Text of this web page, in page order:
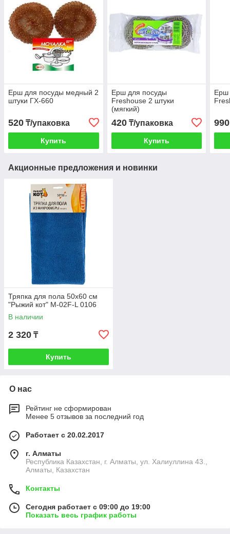
Ерш для посуды медный 2
штуки ГХ-660
520 ₸/упаковка
Купить
Ерш для посуды
Freshouse 2 штуки
(мягкий)
420₸/упаковка
Купить
Ерш
990
Акционные предложения и новинки
Тряпка для пола 50х60 см
"Рыжий кот" M-02F-L 0106
В наличии
2 320 ₸
Купить
О нас
Рейтинг не сформирован
Менее 5 отзывов за последний год
Работает с 20.02.2017
г. Алматы
Республика Казахстан, г. Алматы, ул. Халиуллина 43.,
Алматы, Казахстан
Контакты
Сегодня работает с 09:00 до 19:00
Показать весь график работы